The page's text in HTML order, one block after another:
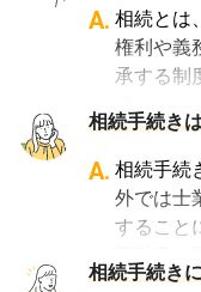
っている
も、期待
また税理
科目で
ていない
よって
や、相続
とが、ス
めに非常
相続費用
A. 相続とは
権利や義
承する制
続きと
借金など
や子ども
です。相
複雑さや
や銀行
手間もか
相続手続き
A. 相続手続
外では士
すること
不動産
籍謄本の
相続手続き